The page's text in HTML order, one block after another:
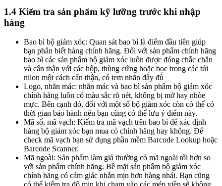
1.4 Kiểm tra sản phẩm kỹ lưỡng trước khi nhập
hàng
Bao bì bộ giảm xóc: Quan sát bao bì là điểm đầu tiên giúp
bạn phân biết hàng chính hãng. Đối với sản phẩm chính hãng
bao bì các sản phẩm bộ giảm xóc luôn được đóng chắc chắn
và cẩn thận với các hộp, thùng cứng hoặc bọc trong các túi
nilon một cách cẩn thận, có tem nhãn đầy đủ
Logo, nhãn mác: nhãn mác và bao bì sản phẩm bộ giảm xóc
chính hãng luôn có màu sắc rõ nét, không bị mờ hay nhòe
mực. Bên cạnh đó, đối với một số bộ giảm xóc còn có thể có
thời gian bảo hành nên bạn cũng có thể lưu ý điểm này.
Mã số, mã vạch: Kiểm tra mã vạch trên bao bì để xác định
hàng bộ giảm xóc bạn mua có chính hãng hay không. Để
check mã vạch bạn sử dụng phần mềm Barcode Lookup hoặc
Barcode Scanner.
Mã ngoài: Sản phẩm làm giả thường có mã ngoài tối hơn so
với sản phẩm chính hãng. Bề mặt sản phẩm bộ giảm xóc
chính hãng có cảm giác nhẵn mịn hơn hàng nhái. Bạn cũng
có thể kiểm tra độ mịn khi chạm vào các mép viền sẽ không